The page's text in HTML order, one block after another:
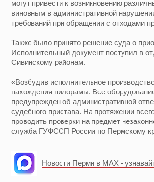
могут привести к возникновению
виновным в административной
требований при обращении с отходами
Также было принято решение суда о
Исполнительный документ поступил в
Сивинскому районам.
«Возбудив исполнительное
нахождения пилорамы. Все
предупрежден об административной
судебного пристава. На протяжении
проводить проверки на предмет
служба ГУФССП России по Пермскому
Новости Перми в MAX -